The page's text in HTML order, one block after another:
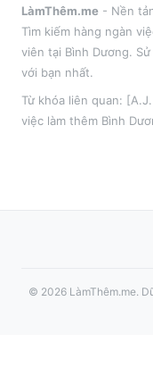
LàmThêm.me - Nền
Tìm kiếm hàng ngàn
viên tại Bình Dương.
với bạn nhất.
Từ khóa liên quan:
việc làm thêm Bình
© 2026 LàmThêm.me.